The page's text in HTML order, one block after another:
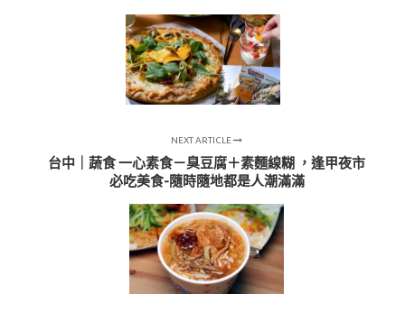
NEXT ARTICLE
台中｜蔬食 一心素食－臭豆腐＋素麵線糊 ，逢甲夜市
必吃美食-隨時隨地都是人潮滿滿